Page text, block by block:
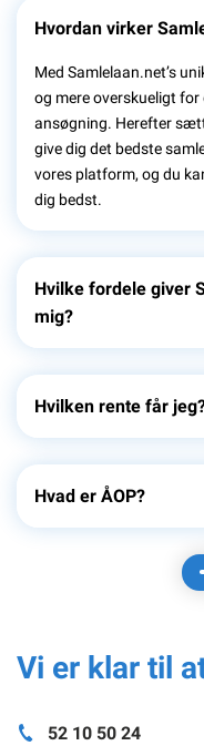
Hvordan virker
Med Samlelaan.net’s
og mere overskueligt
ansøgning. Herefter
give dig det bedste
vores platform, og du
dig bedst.
Hvilke fordele giver
mig?
Hvilken rente får
Hvad er ÅOP?
Vi er klar til
52 10 50 24